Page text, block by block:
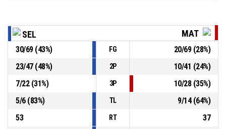
34, Aispurua S., Passaggio sbagliato
11, Granzotto M. P4 00:24
P4 00:24 22, Michelini G. , Fallo personale
SEL MAT
30/69(43%) FG 20/69(28%)
23/47(48%) 2P 10/41 (24%)
7/22(31%) 3P 10/28(35%)
5/6(83%) TL 9/14(64%)
53
RT
37